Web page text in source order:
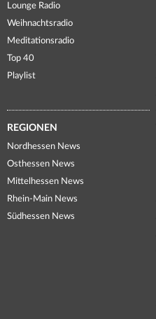
Lounge Radio
Weihnachtsradio
Meditationsradio
Top 40
Playlist
REGIONEN
Nordhessen News
Osthessen News
Mittelhessen News
Rhein-Main News
Südhessen News